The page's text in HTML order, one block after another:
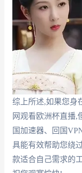
综上所述,如果您身
网观看欧洲杯直播,
国加速器、回国
具能有效帮助您绕
款适合自己需求的